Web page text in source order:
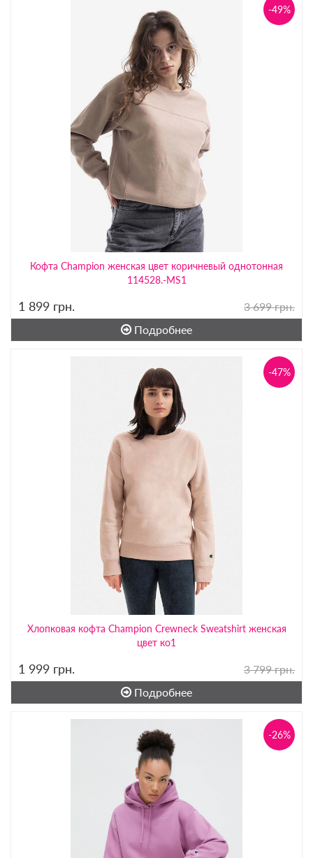
Кофта Champion женская цвет коричневый однотонная
114528.-MS1
-49%
1 899 грн.
3 699 грн.
Подробнее
Хлопковая кофта Champion Crewneck Sweatshirt женская
цвет ко1
-47%
1 999 грн.
3 799 грн.
Подробнее
-26%